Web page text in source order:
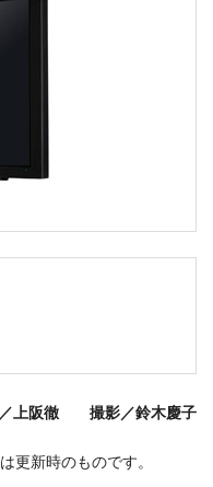
／上阪徹 撮影／鈴木慶子
更新時のものです。